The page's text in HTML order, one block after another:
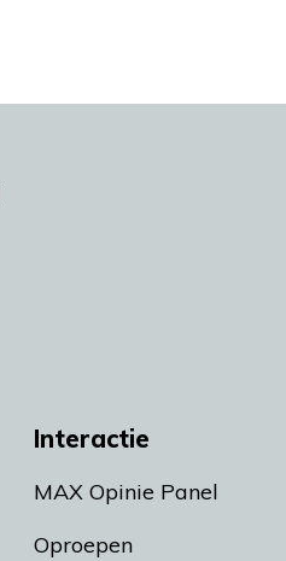
Interactie
MAX Opinie Panel
Oproepen